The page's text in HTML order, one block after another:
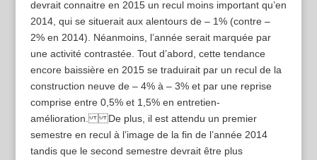
devrait connaitre en 2015 un recul moins important qu’en
2014, qui se situerait aux alentours de – 1% (contre –
2% en 2014). Néanmoins, l’année serait marquée par
une activité contrastée. Tout d’abord, cette tendance
encore baissière en 2015 se traduirait par un recul de la
construction neuve de – 4% à – 3% et par une reprise
comprise entre 0,5% et 1,5% en entretien-
amélioration. De plus, il est attendu un premier
semestre en recul à l’image de la fin de l’année 2014
tandis que le second semestre devrait être plus